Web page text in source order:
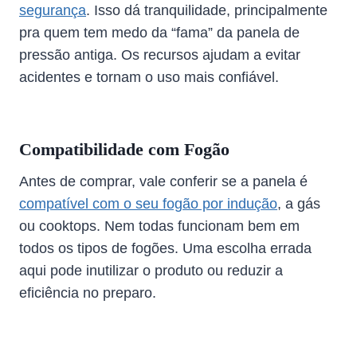
segurança. Isso dá tranquilidade, principalmente
pra quem tem medo da “fama” da panela de
pressão antiga. Os recursos ajudam a evitar
acidentes e tornam o uso mais confiável.
Compatibilidade com Fogão
Antes de comprar, vale conferir se a panela é
compatível com o seu fogão por indução, a gás
ou cooktops. Nem todas funcionam bem em
todos os tipos de fogões. Uma escolha errada
aqui pode inutilizar o produto ou reduzir a
eficiência no preparo.